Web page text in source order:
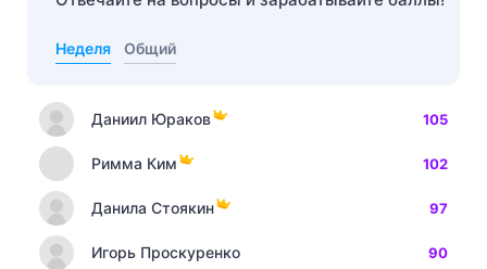
Неделя Общий
Даниил Юраков 105
Римма Ким 102
Данила Стоякин 97
Игорь Проскуренко 90